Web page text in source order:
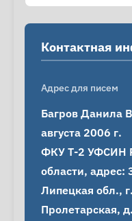
Контактная
Адрес для писем
Багров Данила
августа 2006 г.
ФКУ Т-2 УФСИН
области, адрес:
Липецкая обл.,
Пролетарская,